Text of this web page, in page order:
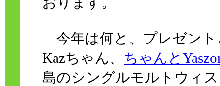
今年は何と、プレゼン
Kazちゃん、 ちゃんと
島のシングルモルトウィ